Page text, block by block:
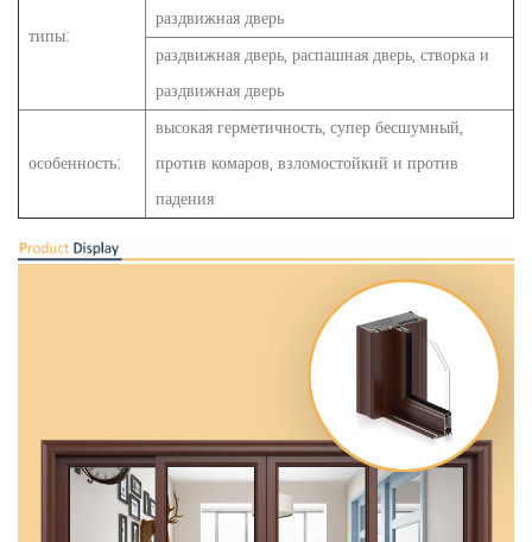
типы:
раздвижная дверь
раздвижная дверь, распашная дверь, створка и
раздвижная дверь
особенность:
высокая герметичность, супер бесшумный,
против комаров, взломостойкий и против
падения